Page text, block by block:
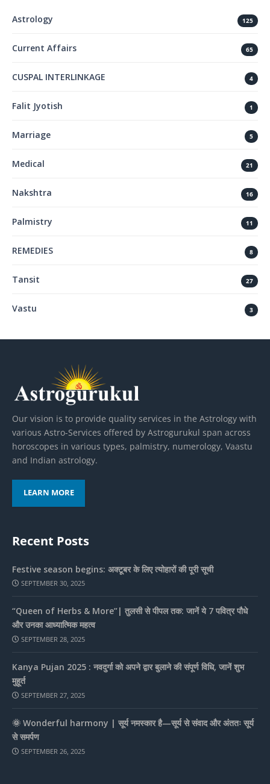
Astrology 125
Current Affairs 65
CUSPAL INTERLINKAGE 4
Falit Jyotish 1
Marriage 5
Medical 21
Nakshtra 16
Palmistry 11
REMEDIES 8
Tansit 27
Vastu 3
Our vision is to provide quality services in the Astrology with
various Astro-Services offered by Astrogurukul span across
horoscopes in various types, palmistry, numerology, Vaastu
and Indian astrology.
LEARN MORE
Recent Posts
Festive season begins: अक्टूबर के लिए त्योहारों की पूरी सूची
SEPTEMBER 30, 2025
“Queen of Herbs & More”| तुलसी से पीपल तक: जानें ये 7 पवित्र पौधे
और उनका आध्यात्मिक महत्व
SEPTEMBER 28, 2025
Kanya Pujan 2025 : नवदुर्गा को अपने द्वार बुलाने की संपूर्ण विधि, जानें शुभ
मुहूर्त
SEPTEMBER 27, 2025
🌞 Wonderful harmony | सूर्य नमस्कार है—सूर्य से संवाद और अंततः सूर्य
से समर्पण
SEPTEMBER 26, 2025